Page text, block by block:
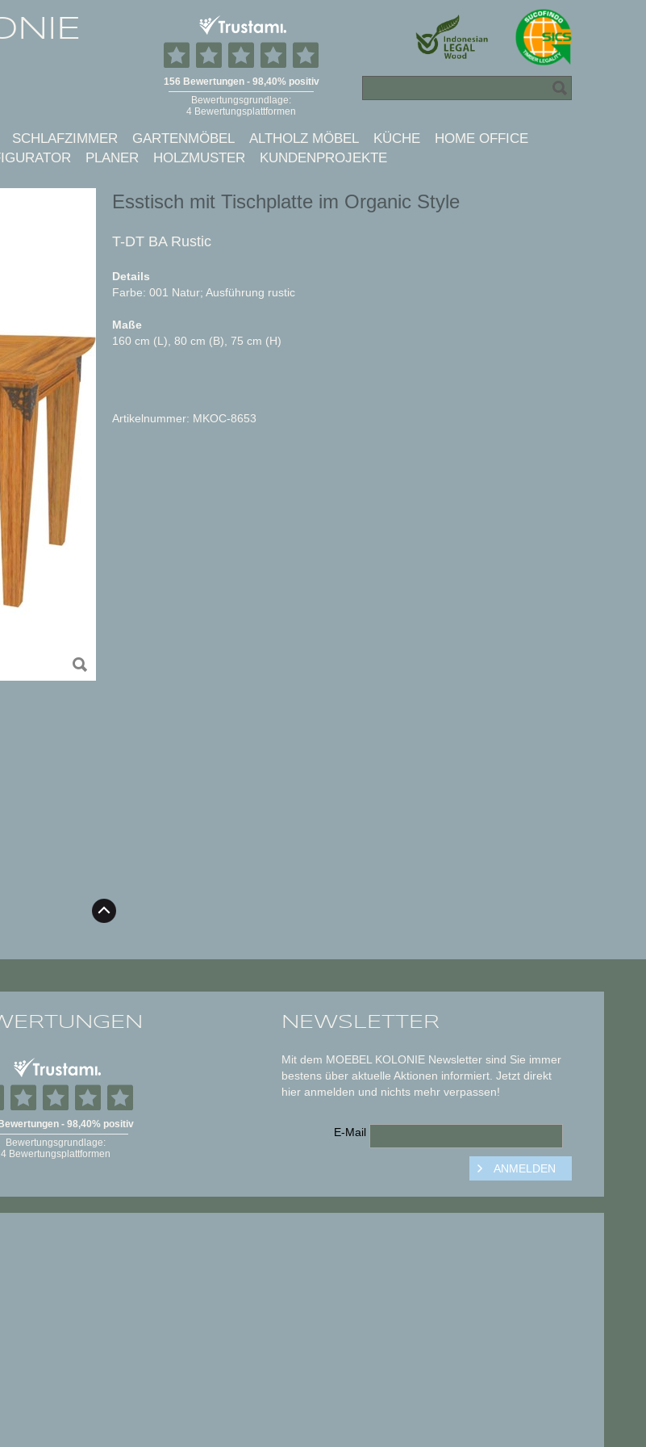
SCHLAFZIMMER GARTENMÖBEL ALTHOLZ MÖBEL KÜCHE
HOME OFFICE
PLANER HOLZMUSTER KUNDENPROJEKTE
Esstisch mit Tischplatte im Organic Style
T-DT BA Rustic
Details
Farbe: 001 Natur; Ausführung rustic
Maße
160 cm (L), 80 cm (B), 75 cm (H)
Artikelnummer: MKOC-8653
NEWSLETTER
Mit dem MOEBEL KOLONIE Newsletter sind Sie immer
bestens über aktuelle Aktionen informiert. Jetzt direkt
hier anmelden und nichts mehr verpassen!
E-Mail